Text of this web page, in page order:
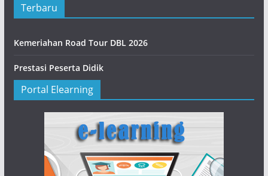
Terbaru
Kemeriahan Road Tour DBL 2026
Prestasi Peserta Didik
Portal Elearning